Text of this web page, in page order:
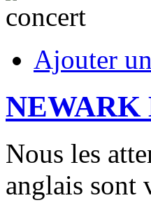
Ajouter
NEWARK
Nous les
anglais sont